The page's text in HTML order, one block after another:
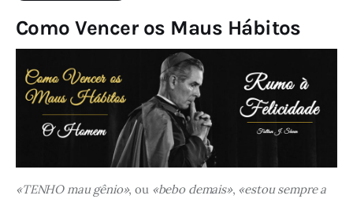
Como Vencer os Maus Hábitos
«TENHO mau gênio», ou «bebo demais», «estou sempre a